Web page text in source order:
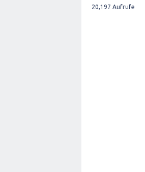
20,197 Aufrufe